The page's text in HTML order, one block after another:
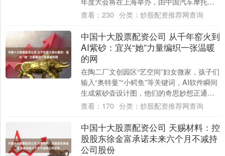
运动联合会（CAMF)主办！ 而20....
查看： 230 分类： 炒股配资推荐网查询
中国十大股票配资公司 从千年窑火到
AI紫砂：宜兴“她”力量编织一张温暖
的网
在陶二厂文创园区“艺空间”妇女微家，孩子们
输入“奥特曼”“小鳄鱼”等关键词，AI软件瞬间
生成紫砂壶设计图，他们的奇思妙想正通过
现代科技与传统技艺的融合变为现实。....
查看： 170 分类： 炒股配资推荐网查询
中国十大股票配资公司 天赐材料：控
股股东徐金富承诺未来六个月不减持
公司股份